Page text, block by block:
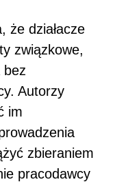
że działacze
związkowe,
bez
Autorzy
im
zbieraniem
pracodawcy